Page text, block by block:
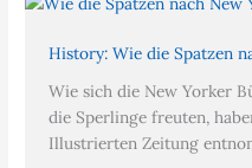
History: Wie die Spatzen
Wie sich die New Yorker
die Sperlinge freuten,
Illustrierten Zeitung